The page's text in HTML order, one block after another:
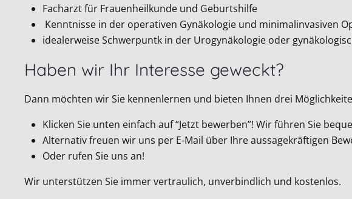
Facharzt für Frauenheilkunde und Geburtshilfe
Kenntnisse in der operativen Gynäkologie und minimalinvasiven
idealerweise Schwerpuntk in der Urogynäkologie oder
Haben wir Ihr Interesse geweckt?
Dann möchten wir Sie kennenlernen und bieten Ihnen drei
Klicken Sie unten einfach auf “Jetzt bewerben”! Wir führen Sie
Alternativ freuen wir uns per E-Mail über Ihre aussagekräftigen
Oder rufen Sie uns an!
Wir unterstützen Sie immer vertraulich, unverbindlich und kostenlos.